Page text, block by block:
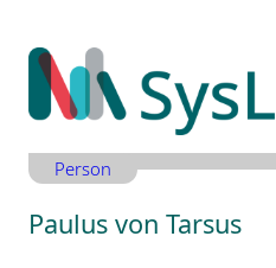
Inhalt
springen
Person
Paulus von Tarsus